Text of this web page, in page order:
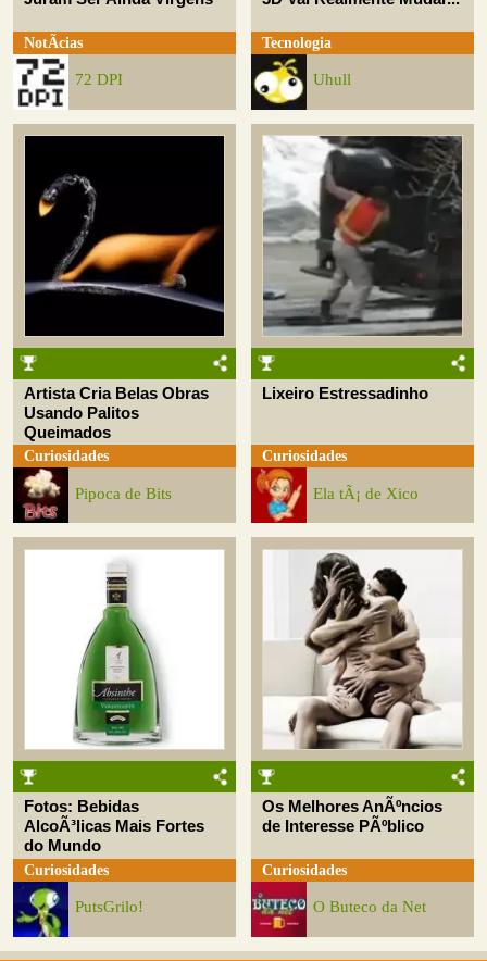
NotÃ­cias
72 DPI
Tecnologia
Uhull
Artista Cria Belas Obras
Usando Palitos
Queimados
Curiosidades
Pipoca de Bits
Lixeiro Estressadinho
Curiosidades
Ela tÃ¡ de Xico
Fotos: Bebidas
AlcoÃ³licas Mais Fortes
do Mundo
Curiosidades
PutsGrilo!
Os Melhores AnÃºncios
de Interesse PÃºblico
Curiosidades
O Buteco da Net